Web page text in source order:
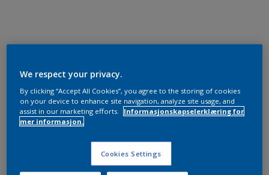
We respect your privacy.
By clicking “Accept All Cookies”, you agree to the storing of cookies
on your device to enhance site navigation, analyze site usage, and
assist in our marketing efforts.
Informasjonskapselerklæring for
mer informasjon.
Cookies Settings